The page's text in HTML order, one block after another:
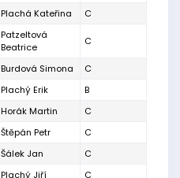
Plachá Kateřina C
Patzeltová
Beatrice
C
Burdová Simona
C
Plachý Erik
B
Horák Martin
C
Štěpán Petr
C
Šálek Jan
C
Plachý Jiří C